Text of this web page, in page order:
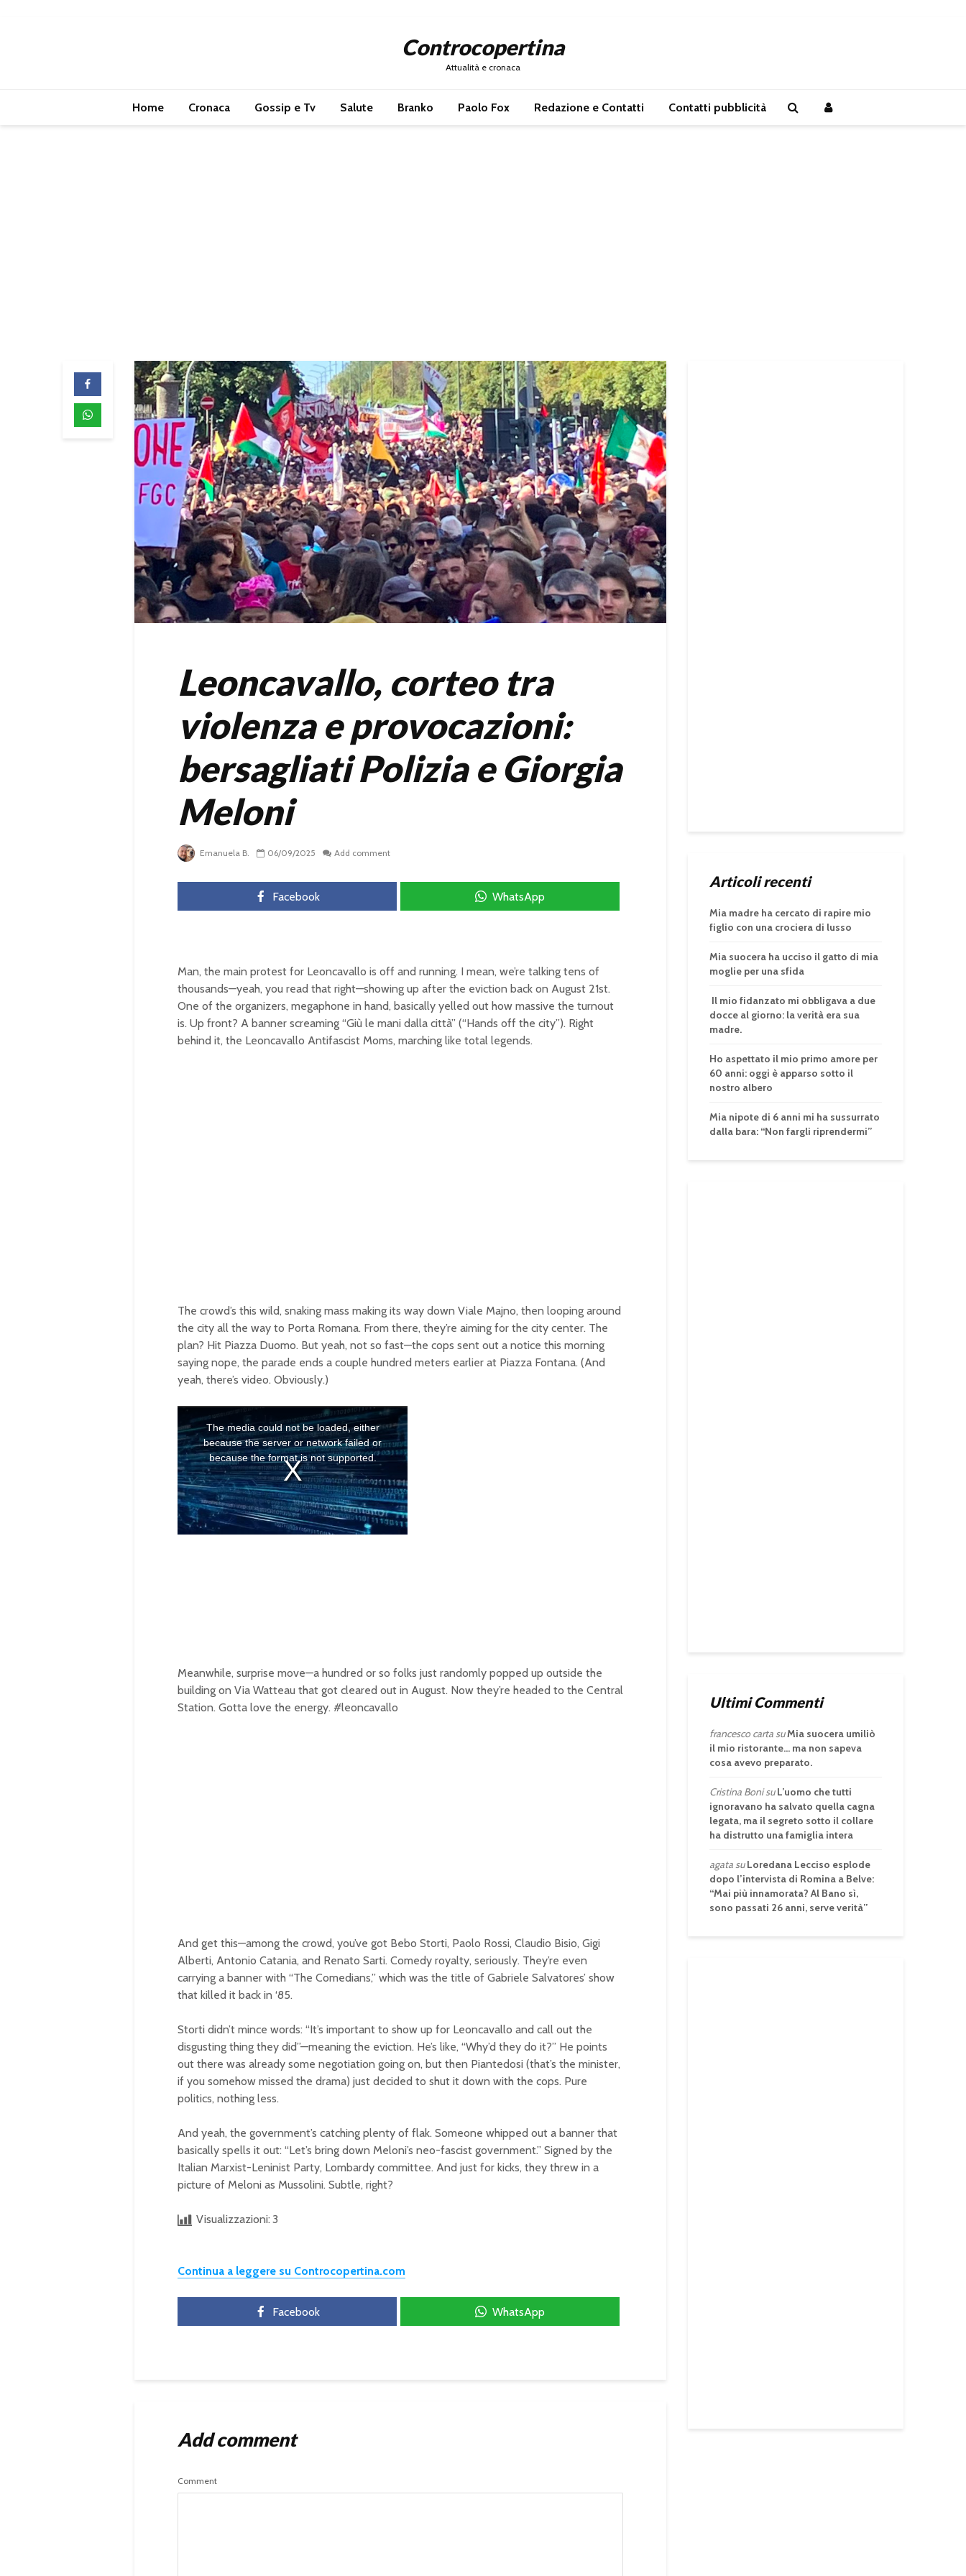
Controcopertina
Attualità e cronaca
Home Cronaca Gossip e Tv Salute Branko Paolo Fox Redazione e Contatti Contatti pubblicità
Leoncavallo, corteo tra
violenza e provocazioni:
bersagliati Polizia e Giorgia
Meloni
Emanuela B. 06/09/2025 Add comment
Facebook WhatsApp
Man, the main protest for Leoncavallo is off and running. I mean, we’re talking tens of
thousands—yeah, you read that right—showing up after the eviction back on August 21st.
One of the organizers, megaphone in hand, basically yelled out how massive the turnout
is. Up front? A banner screaming “Giù le mani dalla città” (“Hands off the city”). Right
behind it, the Leoncavallo Antifascist Moms, marching like total legends.
The crowd’s this wild, snaking mass making its way down Viale Majno, then looping around
the city all the way to Porta Romana. From there, they’re aiming for the city center. The
plan? Hit Piazza Duomo. But yeah, not so fast—the cops sent out a notice this morning
saying nope, the parade ends a couple hundred meters earlier at Piazza Fontana. (And
yeah, there’s video. Obviously.)
T
s
i
s
m
o
d
a
l
w
i
d
The media could not be loaded, either
because the server or network failed or
because the format is not supported.
Meanwhile, surprise move—a hundred or so folks just randomly popped up outside the
building on Via Watteau that got cleared out in August. Now they’re headed to the Central
Station. Gotta love the energy. #leoncavallo
And get this—among the crowd, you’ve got Bebo Storti, Paolo Rossi, Claudio Bisio, Gigi
Alberti, Antonio Catania, and Renato Sarti. Comedy royalty, seriously. They’re even
carrying a banner with “The Comedians,” which was the title of Gabriele Salvatores’ show
that killed it back in ‘85.
Storti didn’t mince words: “It’s important to show up for Leoncavallo and call out the
disgusting thing they did”—meaning the eviction. He’s like, “Why’d they do it?” He points
out there was already some negotiation going on, but then Piantedosi (that’s the minister,
if you somehow missed the drama) just decided to shut it down with the cops. Pure
politics, nothing less.
And yeah, the government’s catching plenty of flak. Someone whipped out a banner that
basically spells it out: “Let’s bring down Meloni’s neo-fascist government.” Signed by the
Italian Marxist-Leninist Party, Lombardy committee. And just for kicks, they threw in a
picture of Meloni as Mussolini. Subtle, right?
Visualizzazioni: 3
Continua a leggere su Controcopertina.com
Facebook WhatsApp
Add comment
Comment
Articoli recenti
Mia madre ha cercato di rapire mio
figlio con una crociera di lusso
Mia suocera ha ucciso il gatto di mia
moglie per una sfida
Il mio fidanzato mi obbligava a due
docce al giorno: la verità era sua
madre.
Ho aspettato il mio primo amore per
60 anni: oggi è apparso sotto il
nostro albero
Mia nipote di 6 anni mi ha sussurrato
dalla bara: “Non fargli riprendermi”
Ultimi Commenti
francesco cartasuMia suocera umiliò
il mio ristorante… ma non sapeva
cosa avevo preparato.
Cristina BonisuL’uomo che tutti
ignoravano ha salvato quella cagna
legata, ma il segreto sotto il collare
ha distrutto una famiglia intera
agatasuLoredana Lecciso esplode
dopo l’intervista di Romina a Belve:
“Mai più innamorata? Al Bano sì,
sono passati 26 anni, serve verità”